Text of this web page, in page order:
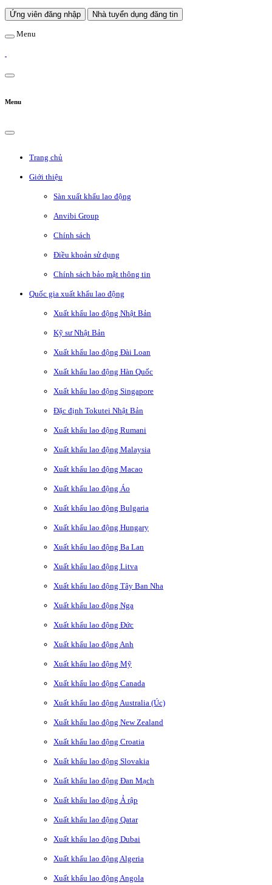
Ứng viên đăng nhập Nhà tuyển dụng đăng tin
Menu
Menu
Trang chủ
Giới thiệu
Sàn xuất khẩu lao động
Anvibi Group
Chính sách
Điều khoản sử dụng
Chính sách bảo mật thông tin
Quốc gia xuất khẩu lao động
Xuất khẩu lao động Nhật Bản
Kỹ sư Nhật Bản
Xuất khẩu lao động Đài Loan
Xuất khẩu lao động Hàn Quốc
Xuất khẩu lao động Singapore
Đặc định Tokutei Nhật Bản
Xuất khẩu lao động Rumani
Xuất khẩu lao động Malaysia
Xuất khẩu lao động Macao
Xuất khẩu lao động Áo
Xuất khẩu lao động Bulgaria
Xuất khẩu lao động Hungary
Xuất khẩu lao động Ba Lan
Xuất khẩu lao động Litva
Xuất khẩu lao động Tây Ban Nha
Xuất khẩu lao động Nga
Xuất khẩu lao động Đức
Xuất khẩu lao động Anh
Xuất khẩu lao động Mỹ
Xuất khẩu lao động Canada
Xuất khẩu lao động Australia (Úc)
Xuất khẩu lao động New Zealand
Xuất khẩu lao động Croatia
Xuất khẩu lao động Slovakia
Xuất khẩu lao động Đan Mạch
Xuất khẩu lao động Ả rập
Xuất khẩu lao động Qatar
Xuất khẩu lao động Dubai
Xuất khẩu lao động Algeria
Xuất khẩu lao động Angola